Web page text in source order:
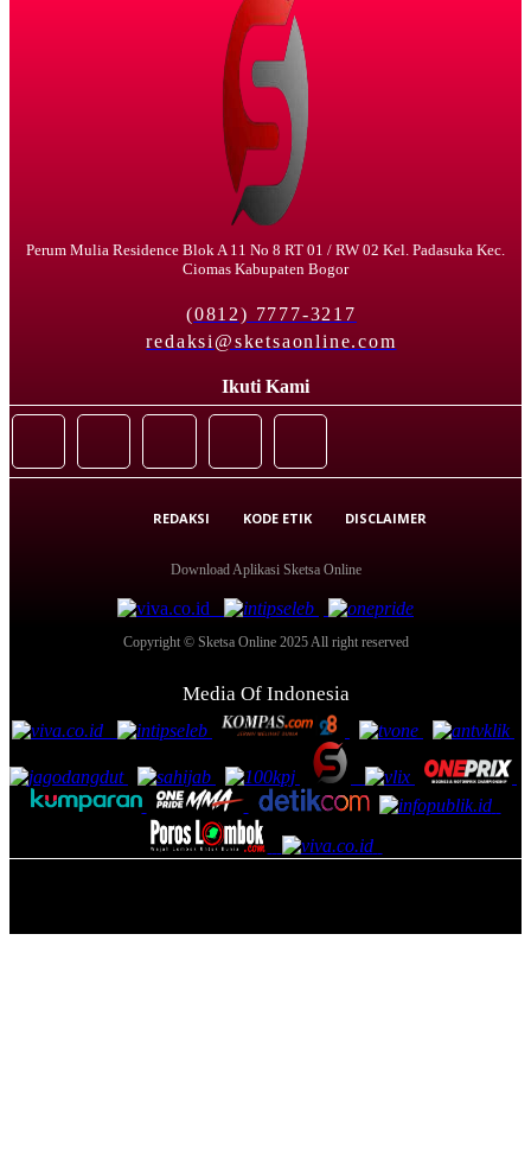
Perum Mulia Residence Blok A 11 No 8 RT 01 / RW 02 Kel. Padasuka Kec.
Ciomas Kabupaten Bogor
(0812) 7777-3217
redaksi@sketsaonline.com
Ikuti Kami
REDAKSI KODE ETIK DISCLAIMER
Download Aplikasi Sketsa Online
Copyright © Sketsa Online 2025 All right reserved
Media Of Indonesia